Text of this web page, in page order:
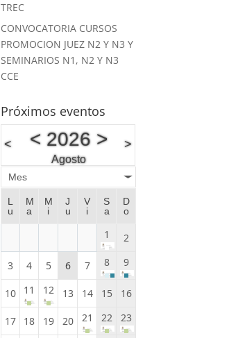
TREC
CONVOCATORIA CURSOS
PROMOCION JUEZ N2 Y N3 Y
SEMINARIOS N1, N2 Y N3
CCE
Próximos eventos
< <2026 >
Agosto
>
Mes
L
u
M
a
M
i
J
u
V
i
S
a
D
o
1 2
3 4 5 6 7 8 9
10 11 12 13 14 15 16
17 18 19 20 21 22 23